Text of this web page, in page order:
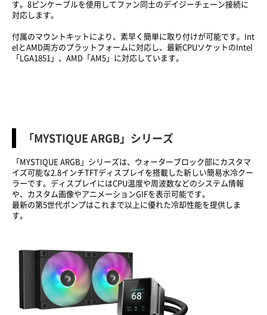
す。8ピンケーブルを使用してファン同士のデイジーチェーン接続に
対応します。
付属のマウントキットにより、素早く簡単に取り付けが可能です。Int
elとAMD両方のプラットフォームに対応し、最新CPUソケットのIntel
「LGA1851」、AMD「AM5」に対応しています。
「MYSTIQUE ARGB」シリーズ
「MYSTIQUE ARGB」シリーズは、ウォーターブロック部にカスタマ
イズ可能な2.8インチTFTディスプレイを搭載した新しい簡易水冷クー
ラーです。ディスプレイにはCPU温度や周波数などのシステム情報
や、カスタム画像やアニメーションGIFを表示可能です。
最新の第5世代ポンプはこれまで以上に優れた冷却性能を提供しま
す。